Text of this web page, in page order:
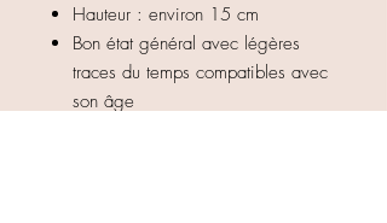
Hauteur : environ 15 cm
Bon état général avec légères
traces du temps compatibles avec
son âge